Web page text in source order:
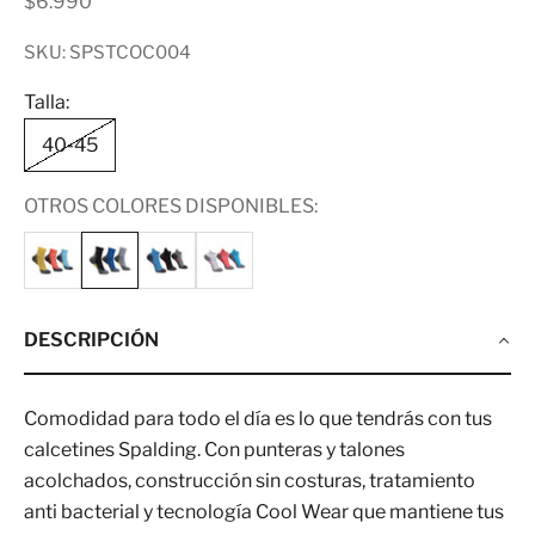
SKU: SPSTCOC004
Talla:
40-45
OTROS COLORES DISPONIBLES:
DESCRIPCIÓN
Comodidad para todo el día es lo que tendrás con tus
calcetines Spalding. Con punteras y talones
acolchados, construcción sin costuras, tratamiento
anti bacterial y tecnología Cool Wear que mantiene tus